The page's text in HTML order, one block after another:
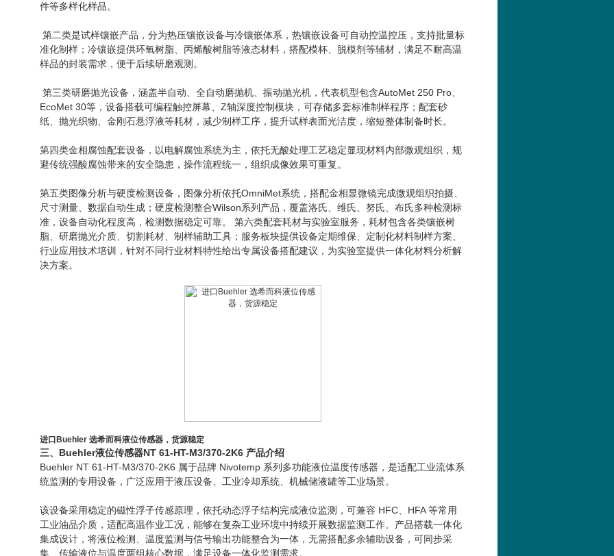
件等多样化样品。
第二类是试样镶嵌产品，分为热压镶嵌设备与冷镶嵌体系，热镶嵌设备可自动控温控压，支持批量标
准化制样；冷镶嵌提供环氧树脂、丙烯酸树脂等液态材料，搭配模杯、脱模剂等辅材，满足不耐高温
样品的封装需求，便于后续研磨观测。
第三类研磨抛光设备，涵盖半自动、全自动磨抛机、振动抛光机，代表机型包含AutoMet 250 Pro
EcoMet 30等，设备搭载可编程触控屏幕、 Z轴深度控制模块，可存储多套标准制样程序；配套砂
纸、抛光织物、金刚石悬浮液等耗材，减少制样工序，提升试样表面光洁度，缩短整体制备时长。
第四类金相腐蚀配套设备，以电解腐蚀系统为主，依托无酸处理工艺稳定显现材料内部微观组织，规
避传统强酸腐蚀带来的安全隐患，操作流程统一，组织成像效果可重复。
第五类图像分析与硬度检测设备，图像分析依托OmniMet系统，搭配金相显微镜完成微观组织拍摄、
尺寸测量、数据自动生成；硬度检测整合Wilson系列产品，覆盖洛氏、维氏、努氏、布氏多种检测标
准，设备自动化程度高，检测数据稳定可靠。 第六类配套耗材与实验室服务，耗材包含各类镶嵌树
脂、研磨抛光介质、切割耗材、制样辅助工具；服务板块提供设备定期维保、定制化材料制样方案、
行业应用技术培训，针对不同行业材料特性给出专属设备搭配建议，为实验室提供一体化材料分析解
决方案。
进口Buehler 选希而科液位传感器，货源稳定
三、 Buehler液位传感器NT 61-HT-M3/370-2K6 产品介绍
Buehler NT 61-HT-M3/370-2K6 属于品牌 Nivotemp 系列多功能液位温度传感器，是适配工业流体系
统监测的专用设备，广泛应用于液压设备、工业冷却系统、机械储液罐等工业场景。
该设备采用稳定的磁性浮子传感原理，依托动态浮子结构完成液位监测，可兼容 HFC 、HFA 等常用
工业油品介质，适配高温作业工况，能够在复杂工业环境中持续开展数据监测工作。产品搭载一体化
集成设计，将液位检测、温度监测与信号输出功能整合为一体，无需搭配多余辅助设备，可同步采
集、传输液位与温度两组核心数据，满足设备一体化监测需求。